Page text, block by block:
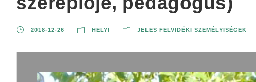
2018-12-26 HELYI JELES FELVIDÉKI SZEMÉLYISÉGEK